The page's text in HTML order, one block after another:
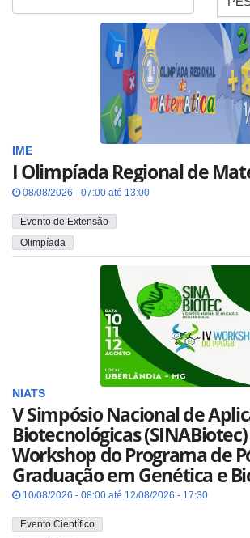
IME
I Olimpíada Regional de
08/08/2026 - 07:00 até 13:00
Evento de Extensão
Olimpíada
NIATS
V Simpósio Nacional de
Biotecnológicas
Workshop do Programa de
Graduação em Genética e
10/08/2026 - 08:00 até 12/08/2026 - 17:30
Evento Científico